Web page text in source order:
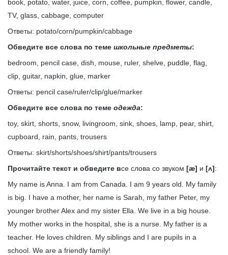
book, potato, water, juice, corn, coffee, pumpkin, flower, candle,
TV, glass, cabbage, computer
Ответы: potato/corn/pumpkin/cabbage
Обведите все слова по теме школьные предметы:
bedroom, pencil case, dish, mouse, ruler, shelve, puddle, flag,
сlip, guitar, napkin, glue, marker
Ответы: pencil case/ruler/clip/glue/marker
Обведите все слова по теме одежда:
toy, skirt, shorts, snow, livingroom, sink, shoes, lamp, pear, shirt,
cupboard, rain, pants, trousers
Ответы: skirt/shorts/shoes/shirt/pants/trousers
Прочитайте текст и обведите все слова со звуком [æ] и [ʌ]:
My name is Anna. I am from Canada. I am 9 years old. My family
is big. I have a mother, her name is Sarah, my father Peter, my
younger brother Alex and my sister Ella. We live in a big house.
My mother works in the hospital, she is a nurse. My father is a
teacher. He loves children. My siblings and I are pupils in a
school. We are a friendly family!